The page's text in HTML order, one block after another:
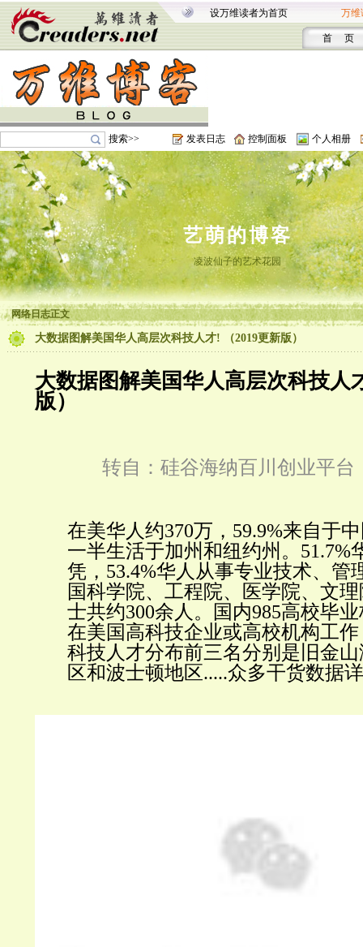
设万维读者为首页 万维
首 页
搜索>> 发表日志 控制面板 个人相册
艺萌的博客
凌波仙子的艺术花园
网络日志正文
大数据图解美国华人高层次科技人才! （2019更新版）
大数据图解美国华人高层次科技人
版）
转自： 硅谷海纳百川创业平台
在美华人约370万，59.9%来自于
一半生活于加州和纽约州。 51.7%
凭，53.4%华人从事专业技术、管
国科学院、工程院、医学院、文
士共约300余人。
国内985高校毕
在美国高科技企业或高校机构工
科技人才分布前三名分别是旧金
区和波士顿地区.....众多干货数据